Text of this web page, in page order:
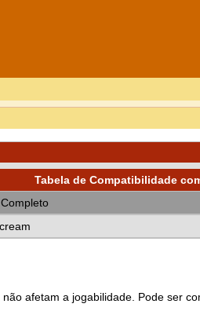
Tabela de Compatibilidade
afetam a jogabilidade. Pode ser